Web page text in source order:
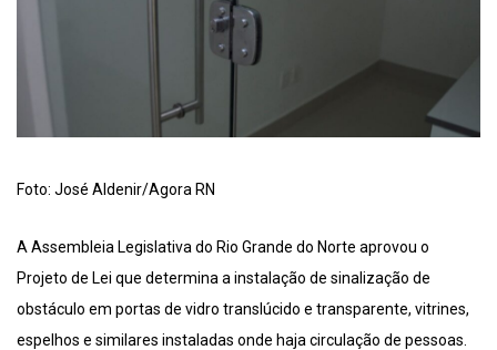
Foto: José Aldenir/Agora RN
A Assembleia Legislativa do Rio Grande do Norte aprovou o
Projeto de Lei que determina a instalação de sinalização de
obstáculo em portas de vidro translúcido e transparente, vitrines,
espelhos e similares instaladas onde haja circulação de pessoas.